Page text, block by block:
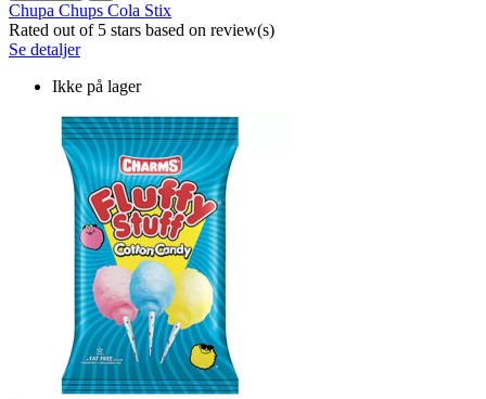
Chupa Chups Cola Stix
Rated out of 5 stars based on review(s)
Se detaljer
Ikke på lager